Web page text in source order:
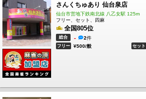
点数計算出来なくてもスタッフが丁
店内でのご不明点などはお気軽にメ
さい！
お食事、ドリンク、酒類持ち込み自
大型空気清浄機完備！
きれいな空間で麻雀できます！
喫煙スペースも完備！
さんくちゅあり 仙台泉店
仙台市営地下鉄南北線 八乙女駅 125m
フリー、セット、四麻
全国805位
総合 - 2件
フリー ¥500/般 セット